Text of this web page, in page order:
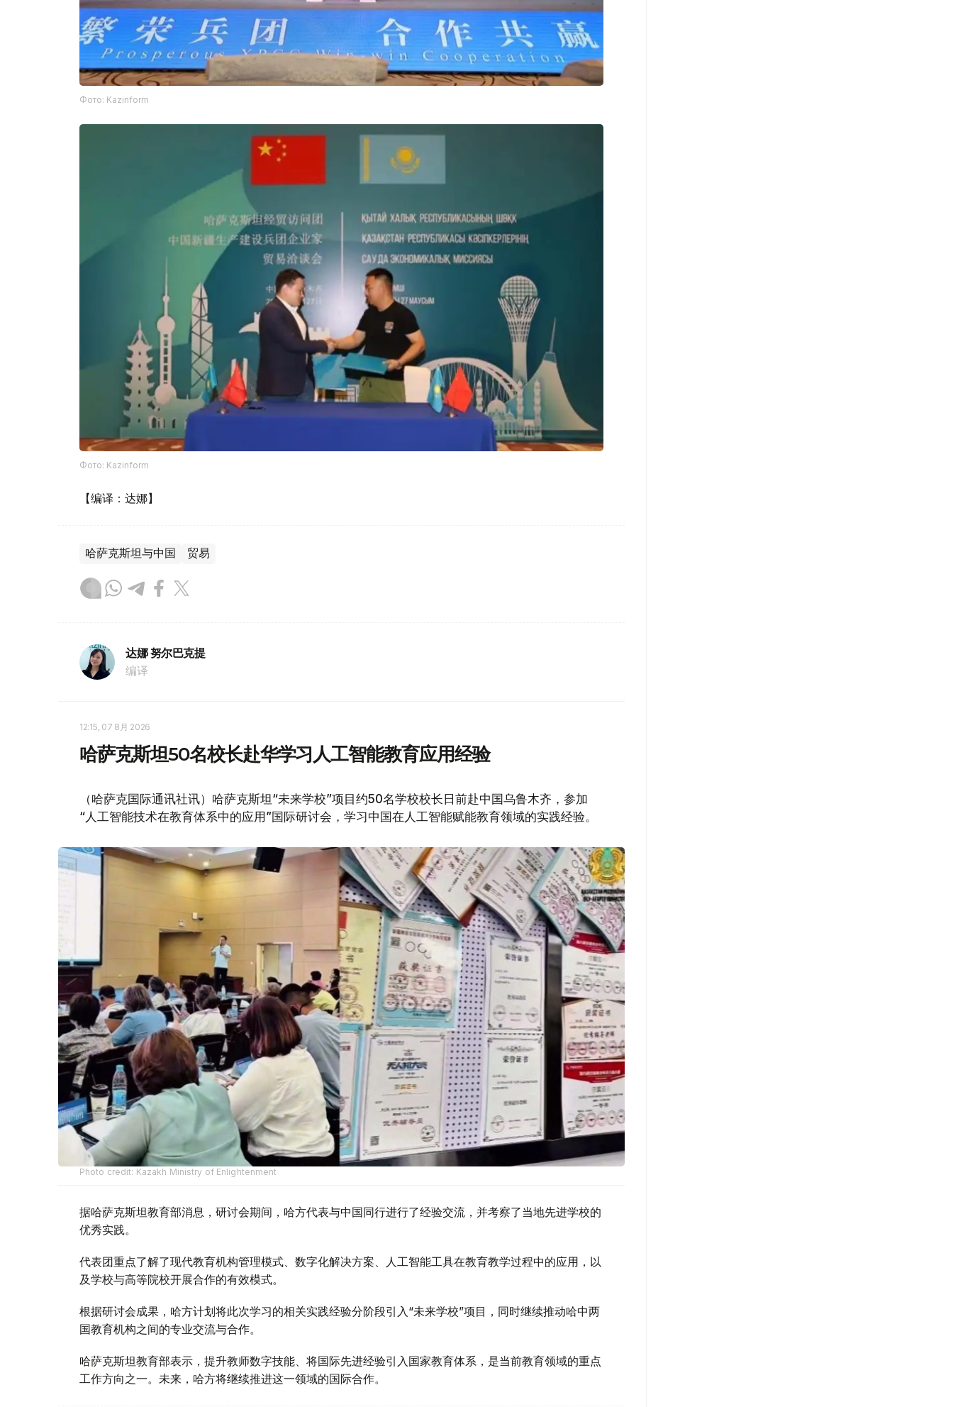
Фото: Kazinform
Фото: Kazinform
【编译：达娜】
哈萨克斯坦与中国 贸易
达娜 努尔巴克提
编译
12:15, 07 8月 2026
哈萨克斯坦50名校长赴华学习人工智能教育应用经验
（哈萨克国际通讯社讯）哈萨克斯坦“未来学校”项目约50名学校校长日前赴中国乌鲁木齐，参加
“人工智能技术在教育体系中的应用”国际研讨会，学习中国在人工智能赋能教育领域的实践经验。
Photo credit: Kazakh Ministry of Enlightenment
据哈萨克斯坦教育部消息，研讨会期间，哈方代表与中国同行进行了经验交流，并考察了当地先进学校的
优秀实践。
代表团重点了解了现代教育机构管理模式、数字化解决方案、人工智能工具在教育教学过程中的应用，以
及学校与高等院校开展合作的有效模式。
根据研讨会成果，哈方计划将此次学习的相关实践经验分阶段引入“未来学校”项目，同时继续推动哈中两
国教育机构之间的专业交流与合作。
哈萨克斯坦教育部表示，提升教师数字技能、将国际先进经验引入国家教育体系，是当前教育领域的重点
工作方向之一。未来，哈方将继续推进这一领域的国际合作。